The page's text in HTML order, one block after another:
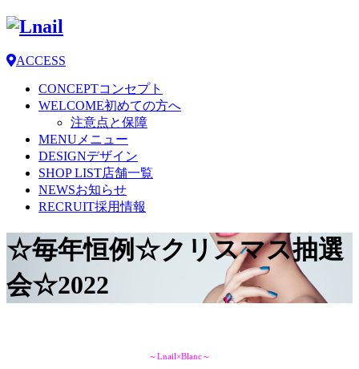
ACCESS
CONCEPTコンセプト
WELCOME初めての方へ
注意点と保障
MENU メニュー
DESIGNデザイン
SHOP LIST店舗一覧
NEWSお知らせ
RECRUIT採用情報
☆毎年恒例☆クリスマス抽選
会☆2022
～Lnail×Blanc～